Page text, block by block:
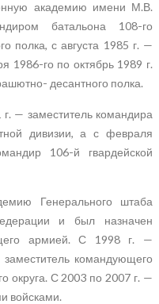
академию имени М.В.
батальона 108-го
полка, с августа 1985 г. —
1986-го по октябрь 1989 г.
десантного полка.
— заместитель командира
дивизии, а с февраля
106-й гвардейской
Генерального штаба
и был назначен
армией. С 1998 г. —
командующего
округа. С 2003 по 2007 г. —
войсками.